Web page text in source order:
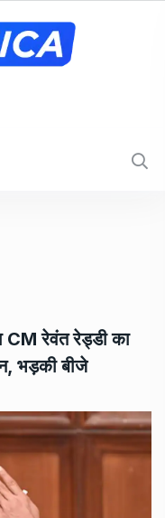
CM रेवंत रेड्डी का
भड़की बीजे